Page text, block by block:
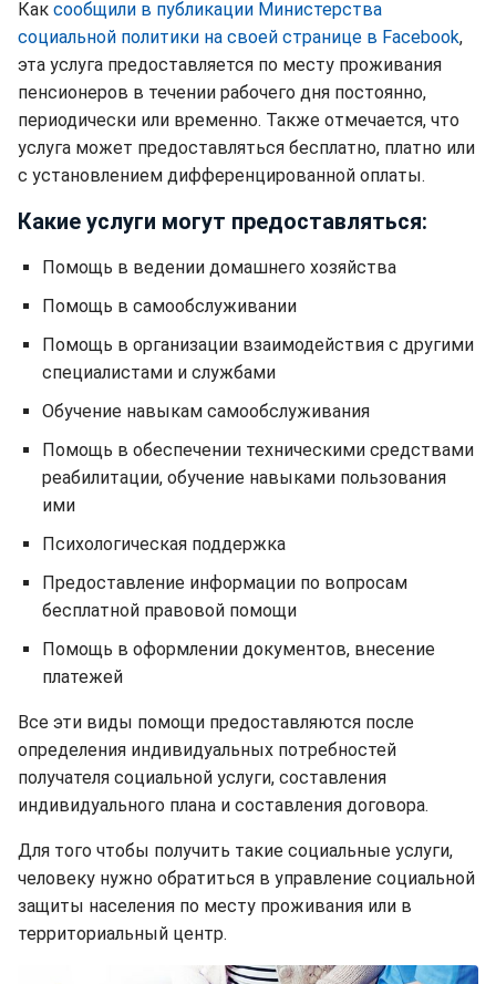
Как сообщили в публикации Министерства
социальной политики на своей странице в Facebook,
эта услуга предоставляется по месту проживания
пенсионеров в течении рабочего дня постоянно,
периодически или временно. Также отмечается, что
услуга может предоставляться бесплатно, платно или
с установлением дифференцированной оплаты.
Какие услуги могут предоставляться:
Помощь в ведении домашнего хозяйства
Помощь в самообслуживании
Помощь в организации взаимодействия с другими
специалистами и службами
Обучение навыкам самообслуживания
Помощь в обеспечении техническими средствами
реабилитации, обучение навыками пользования
ими
Психологическая поддержка
Предоставление информации по вопросам
бесплатной правовой помощи
Помощь в оформлении документов, внесение
платежей
Все эти виды помощи предоставляются после
определения индивидуальных потребностей
получателя социальной услуги, составления
индивидуального плана и составления договора.
Для того чтобы получить такие социальные услуги,
человеку нужно обратиться в управление социальной
защиты населения по месту проживания или в
территориальный центр.